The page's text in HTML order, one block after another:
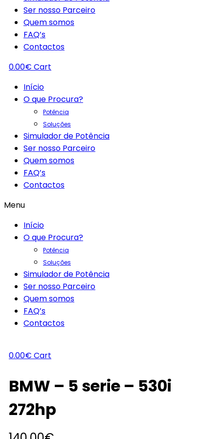
Ser nosso Parceiro
Quem somos
FAQ’s
Contactos
0.00€ Cart
Início
O que Procura?
Potência
Soluções
Simulador de Potência
Ser nosso Parceiro
Quem somos
FAQ’s
Contactos
Menu
Início
O que Procura?
Potência
Soluções
Simulador de Potência
Ser nosso Parceiro
Quem somos
FAQ’s
Contactos
0.00€ Cart
BMW – 5 serie – 530i
272hp